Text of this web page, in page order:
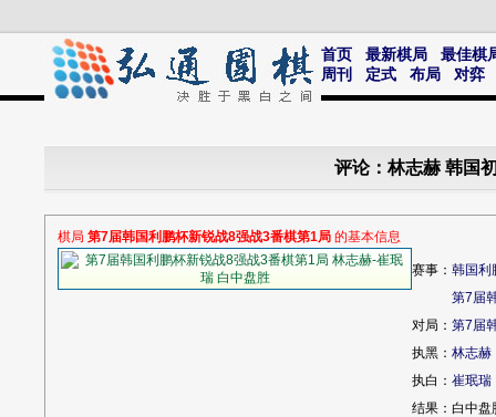
首页 最新棋局
最佳棋
周刊
定式 布局 对弈
评论：林志赫 韩国
棋局 第7届韩国利鹏杯新锐战8强战3番棋第1局 的基本信息
赛事： 韩国利
第7届
对局： 第7届
执黑： 林志赫
执白： 崔珉瑞
结果：白中盘